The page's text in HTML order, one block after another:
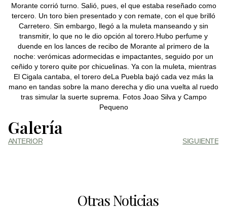
Morante corrió turno. Salió, pues, el que estaba reseñado como
tercero. Un toro bien presentado y con remate, con el que brilló
Carretero. Sin embargo, llegó a la muleta manseando y sin
transmitir, lo que no le dio opción al torero.Hubo perfume y
duende en los lances de recibo de Morante al primero de la
noche: verómicas adormecidas e impactantes, seguido por un
ceñido y torero quite por chicuelinas. Ya con la muleta, mientras
El Cigala cantaba, el torero deLa Puebla bajó cada vez más la
mano en tandas sobre la mano derecha y dio una vuelta al ruedo
tras simular la suerte suprema. Fotos Joao Silva y Campo
Pequeno
Galería
ANTERIOR SIGUIENTE
Otras Noticias